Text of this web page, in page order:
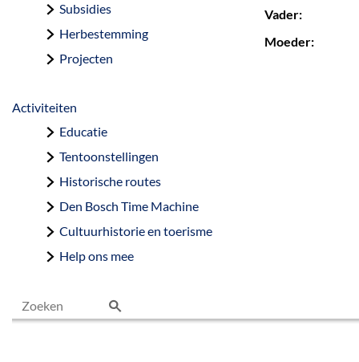
Subsidies
Herbestemming
Projecten
Activiteiten
Educatie
Tentoonstellingen
Historische routes
Den Bosch Time Machine
Cultuurhistorie en toerisme
Help ons mee
Vader:
Moeder: